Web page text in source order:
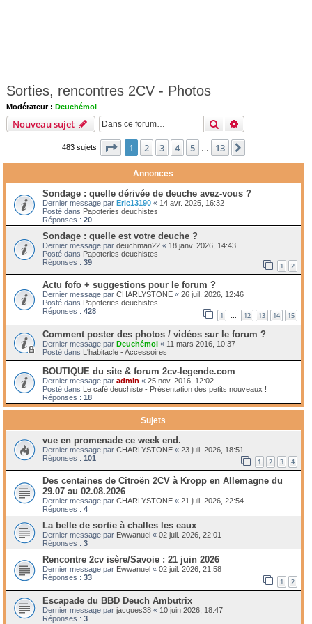
Sorties, rencontres 2CV - Photos
Modérateur : Deuchémoi
Nouveau sujet Rechercher
483 sujets Page 1sur13
1 2 3 4 5 13
Annonces
Sondage : quelle dérivée de deuche avez-vous ?
Dernier message par Eric13190 « 14 avr. 2025, 16:32
Posté dans Papoteries deuchistes
Réponses : 20
Sondage : quelle est votre deuche ?
Dernier message par deuchman22 « 18 janv. 2026, 14:43
Posté dans Papoteries deuchistes
Réponses : 39 1 2
Actu fofo + suggestions pour le forum ?
Dernier message par CHARLYSTONE « 26 juil. 2026, 12:46
Posté dans Papoteries deuchistes
Réponses : 428 1 … 12 13 14 15
Comment poster des photos / vidéos sur le forum ?
Dernier message par Deuchémoi « 11 mars 2016, 10:37
Posté dans L'habitacle - Accessoires
BOUTIQUE du site & forum 2cv-legende.com
Dernier message par admin « 25 nov. 2016, 12:02
Posté dans Le café deuchiste - Présentation des petits nouveaux !
Réponses : 18
Sujets
vue en promenade ce week end.
Dernier message par CHARLYSTONE « 23 juil. 2026, 18:51
Réponses : 101 1 2 3 4
Des centaines de Citroën 2CV à Kropp en Allemagne du
29.07 au 02.08.2026
Dernier message par CHARLYSTONE « 21 juil. 2026, 22:54
Réponses : 4
La belle de sortie à challes les eaux
Dernier message par Ewwanuel « 02 juil. 2026, 22:01
Réponses : 3
Rencontre 2cv isère/Savoie : 21 juin 2026
Dernier message par Ewwanuel « 02 juil. 2026, 21:58
Réponses : 33 1 2
Escapade du BBD Deuch Ambutrix
Dernier message par jacques38 « 10 juin 2026, 18:47
Réponses : 3